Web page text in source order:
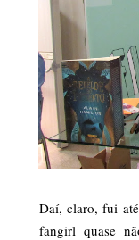
Daí, claro, fui
fangirl quase